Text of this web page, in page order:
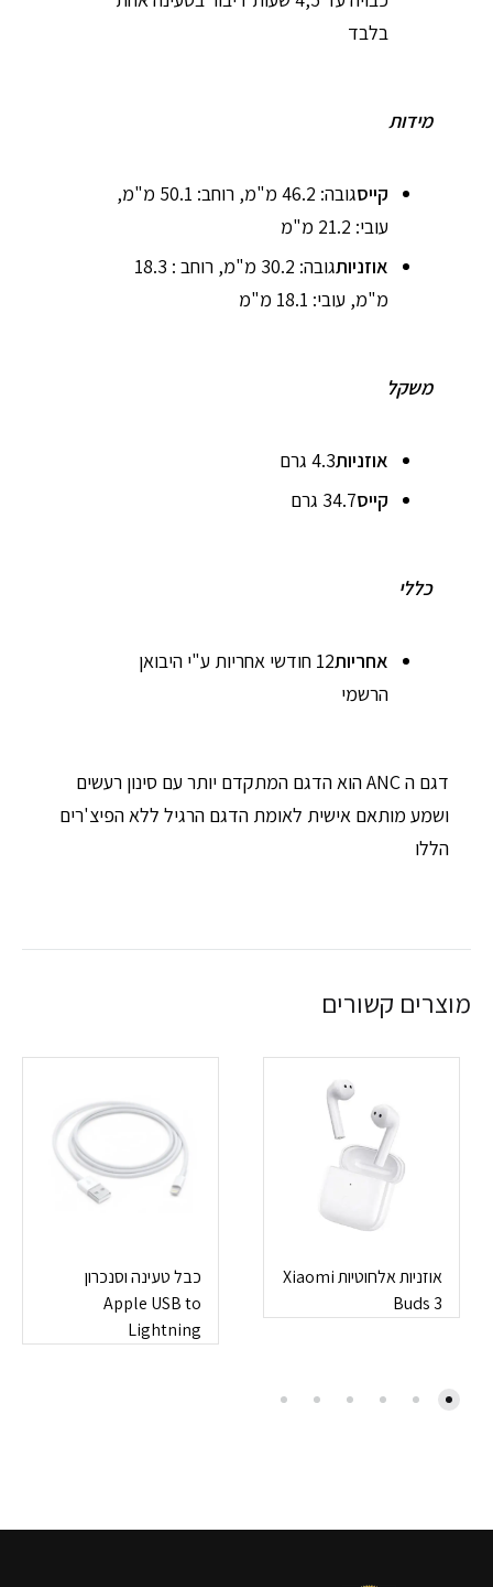
בלבד
מידות
קייס
גובה: 46.2 מ"מ, רוחב: 50.1 מ"מ,
עובי: 21.2 מ"מ
אוזניות
גובה: 30.2 מ"מ, רוחב : 18.3
מ"מ, עובי: 18.1 מ"מ
משקל
אוזניות4.3 גרם
קייס34.7 גרם
כללי
אחריות
12 חודשי אחריות ע"י היבואן
הרשמי
דגם ה ANC הוא הדגם המתקדם יותר עם סינון רעשים
ושמע מותאם אישית לאומת הדגם הרגיל ללא הפיצ'רים
הללו
מוצרים קשורים
אוזניות אלחוטיות Xiaomi
Buds 3
כבל טעינה וסנכרון
Apple USB to
Lightning